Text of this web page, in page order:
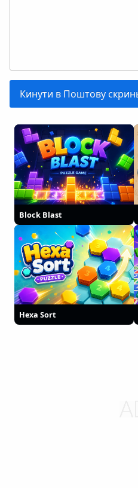
Block Blast
Hexa Sort